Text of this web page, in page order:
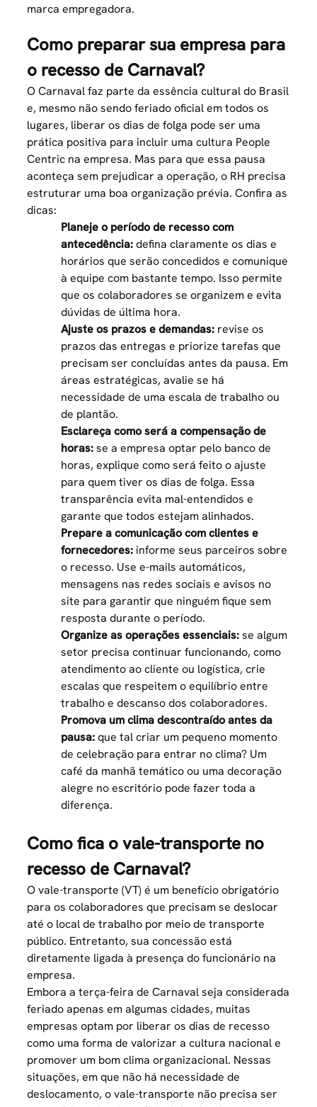
marca empregadora.
Como preparar sua empresa para
o recesso de Carnaval?
O Carnaval faz parte da essência cultural do Brasil
e, mesmo não sendo feriado oficial em todos os
lugares, liberar os dias de folga pode ser uma
prática positiva para incluir uma cultura People
Centric na empresa. Mas para que essa pausa
aconteça sem prejudicar a operação, o RH precisa
estruturar uma boa organização prévia. Confira as
dicas:
Planeje o período de recesso com
antecedência:defina claramente os dias e
horários que serão concedidos e comunique
à equipe com bastante tempo. Isso permite
que os colaboradores se organizem e evita
dúvidas de última hora.
Ajuste os prazos e demandas: revise os
prazos das entregas e priorize tarefas que
precisam ser concluídas antes da pausa. Em
áreas estratégicas, avalie se há
necessidade de uma escala de trabalho ou
de plantão.
Esclareça como será a compensação de
horas:se a empresa optar pelo banco de
horas, explique como será feito o ajuste
para quem tiver os dias de folga. Essa
transparência evita mal-entendidos e
garante que todos estejam alinhados.
Prepare a comunicação com clientes e
fornecedores: informe seus parceiros sobre
o recesso. Use e-mails automáticos,
mensagens nas redes sociais e avisos no
site para garantir que ninguém fique sem
resposta durante o período.
Organize as operações essenciais:se algum
setor precisa continuar funcionando, como
atendimento ao cliente ou logística, crie
escalas que respeitem o equilíbrio entre
trabalho e descanso dos colaboradores.
Promova um clima descontraído antes da
pausa:que tal criar um pequeno momento
de celebração para entrar no clima? Um
café da manhã temático ou uma decoração
alegre no escritório pode fazer toda a
diferença.
Como fica o vale-transporte no
recesso de Carnaval?
O vale-transporte (VT) é um benefício obrigatório
para os colaboradores que precisam se deslocar
até o local de trabalho por meio de transporte
público. Entretanto, sua concessão está
diretamente ligada à presença do funcionário na
empresa.
Embora a terça-feira de Carnaval seja considerada
feriado apenas em algumas cidades, muitas
empresas optam por liberar os dias de recesso
como uma forma de valorizar a cultura nacional e
promover um bom clima organizacional. Nessas
situações, em que não há necessidade de
deslocamento, o vale-transporte não precisa ser